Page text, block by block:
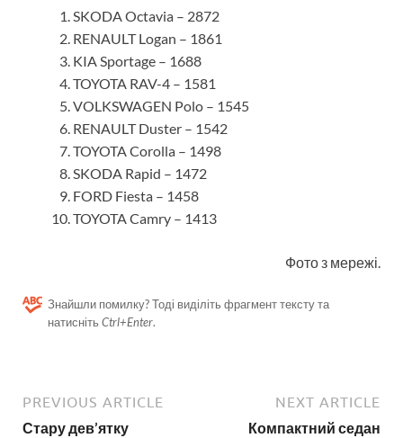
SKODA Octavia – 2872
RENAULT Logan – 1861
KIA Sportage – 1688
TOYOTA RAV-4 – 1581
VOLKSWAGEN Polo – 1545
RENAULT Duster – 1542
TOYOTA Corolla – 1498
SKODA Rapid – 1472
FORD Fiesta – 1458
TOYOTA Camry – 1413
Фото з мережі.
Знайшли помилку? Тоді виділіть фрагмент тексту та
натисніть Ctrl+Enter.
PREVIOUS ARTICLE
Стару дев’ятку
NEXT ARTICLE
Компактний седан